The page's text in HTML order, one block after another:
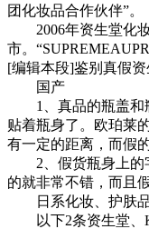
团化妆品合作伙伴”。
2006年资生堂化妆
市。
[编辑本段]鉴别真假
国产
1、真品的瓶盖和
贴着瓶身了。欧珀莱
有一定的距离，而假
2、假货瓶身上的
的就非常不错，而且
日系化妆、护肤
以下2条资生堂、